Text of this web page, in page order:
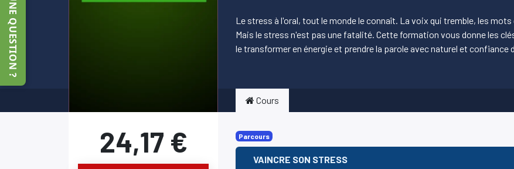
UNE QUESTION ?
Le stress à l'oral, tout le monde le connaît. La voix qui tremble, les
Mais le stress n'est pas une fatalité. Cette formation vous donne les
le transformer en énergie et prendre la parole avec naturel et
24,17 €
Cours
Parcours
VAINCRE SON STRESS